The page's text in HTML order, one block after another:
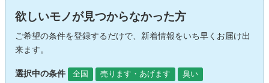
欲しいモノが見つからなかった方
ご希望の条件を登録するだけで、新着情報をいち早くお届け出
来ます。
選択中の条件 全国 売ります・あげます 臭い